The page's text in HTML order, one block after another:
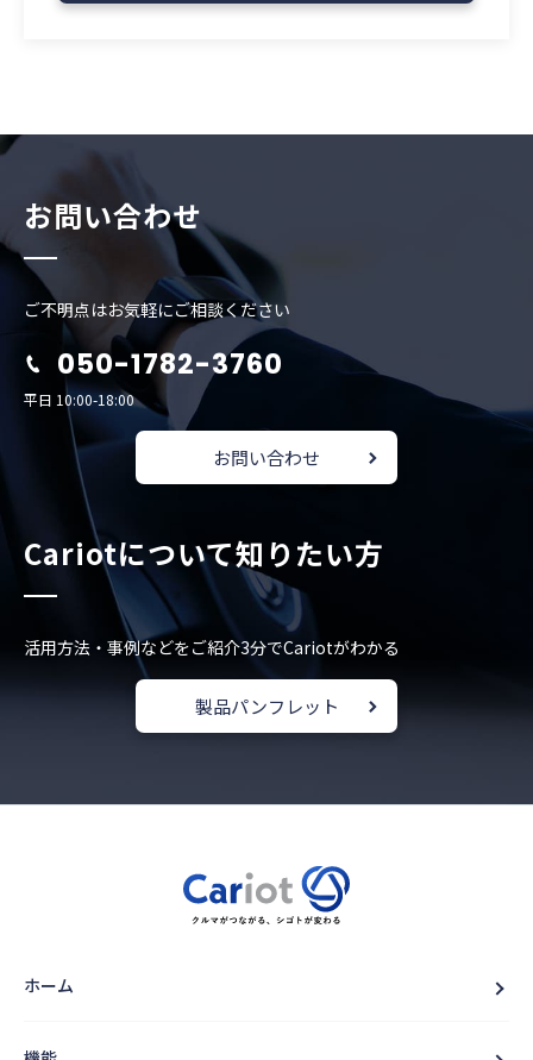
お問い合わせ
ご不明点はお気軽にご相談ください
050-1782-3760
平日 10:00-18:00
お問い合わせ
Cariotについて知りたい方
活用方法・事例などをご紹介3分でCariotがわかる
製品パンフレット
ホーム